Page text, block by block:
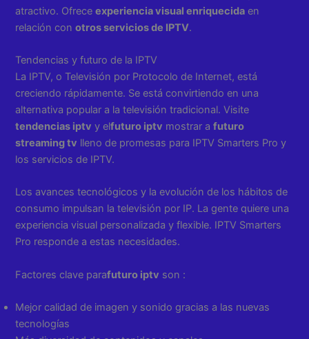
atractivo. Ofreceexperiencia visual enriquecida en
relación conotros servicios de IPTV.
Tendencias y futuro de la IPTV
La IPTV, o Televisión por Protocolo de Internet, está
creciendo rápidamente. Se está convirtiendo en una
alternativa popular a la televisión tradicional. Visite
tendencias iptv y elfuturo iptv mostrar afuturo
streaming tv lleno de promesas para IPTV Smarters Pro y
los servicios de IPTV.
Los avances tecnológicos y la evolución de los hábitos de
consumo impulsan la televisión por IP. La gente quiere una
experiencia visual personalizada y flexible. IPTV Smarters
Pro responde a estas necesidades.
Factores clave parafuturo iptv son :
Mejor calidad de imagen y sonido gracias a las nuevas
tecnologías